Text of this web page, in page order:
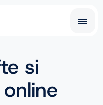
si
online